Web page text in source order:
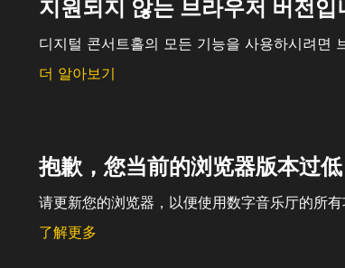
지원되지 않는 브라우저 버전입
디지털 콘서트홀의 모든 기능을 사용하시려면
더 알아보기
抱歉，您当前的浏览器版本过低
请更新您的浏览器，以便使用数字音乐厅的所有
了解更多